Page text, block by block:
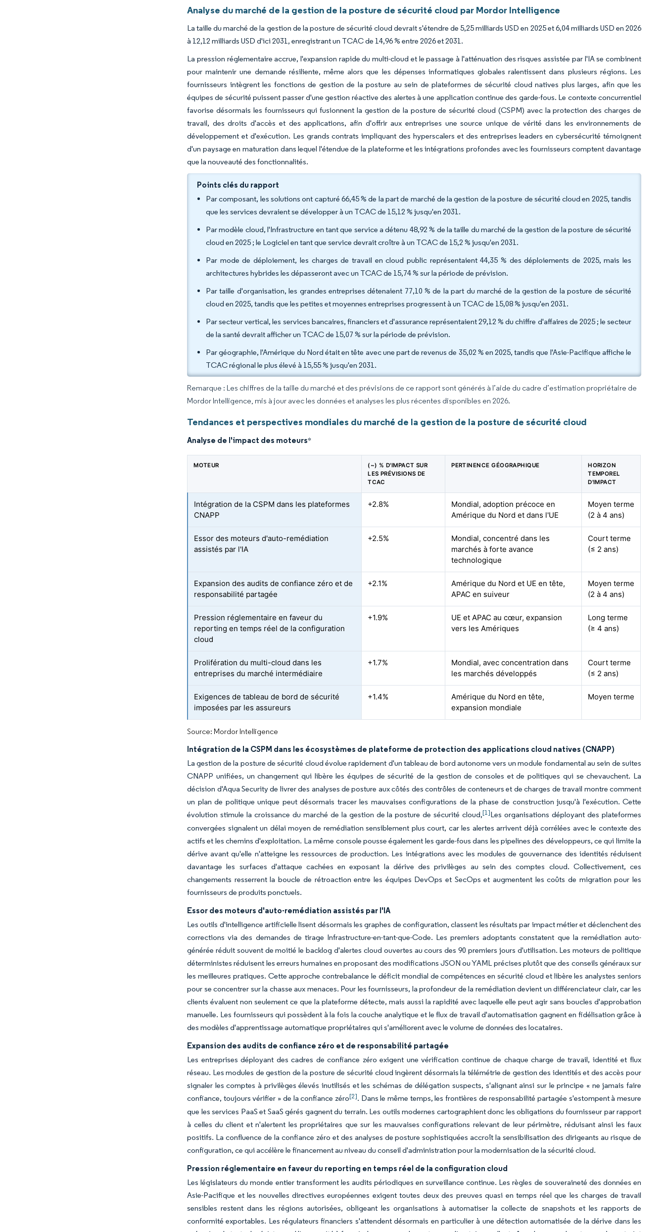
Analyse du marché de la gestion de la posture de sécurité cloud par Mordor Intelligence
La taille du marché de la gestion de la posture de sécurité cloud devrait s'étendre de 5,25 milliards USD en 2025 et 6,04 milliards USD en 2026
à 12,12 milliards USD d'ici 2031, enregistrant un TCAC de 14,96 % entre 2026 et 2031.
La pression réglementaire accrue, l'expansion rapide du multi-cloud et le passage à l'atténuation des risques assistée par l'IA se combinent
pour maintenir une demande résiliente, même alors que les dépenses informatiques globales ralentissent dans plusieurs régions. Les
fournisseurs intègrent les fonctions de gestion de la posture au sein de plateformes de sécurité cloud natives plus larges, afin que les
équipes de sécurité puissent passer d'une gestion réactive des alertes à une application continue des garde-fous. Le contexte concurrentiel
favorise désormais les fournisseurs qui fusionnent la gestion de la posture de sécurité cloud (CSPM) avec la protection des charges de
travail, des droits d'accès et des applications, afin d'offrir aux entreprises une source unique de vérité dans les environnements de
développement et d'exécution. Les grands contrats impliquant des hyperscalers et des entreprises leaders en cybersécurité témoignent
d'un paysage en maturation dans lequel l'étendue de la plateforme et les intégrations profondes avec les fournisseurs comptent davantage
que la nouveauté des fonctionnalités.
Points clés du rapport
Par composant, les solutions ont capturé 66,45 % de la part de marché de la gestion de la posture de sécurité cloud en 2025, tandis
que les services devraient se développer à un TCAC de 15,12 % jusqu'en 2031.
Par modèle cloud, l'Infrastructure en tant que service a détenu 48,92 % de la taille du marché de la gestion de la posture de sécurité
cloud en 2025 ; le Logiciel en tant que service devrait croître à un TCAC de 15,2 % jusqu'en 2031.
Par mode de déploiement, les charges de travail en cloud public représentaient 44,35 % des déploiements de 2025, mais les
architectures hybrides les dépasseront avec un TCAC de 15,74 % sur la période de prévision.
Par taille d'organisation, les grandes entreprises détenaient 77,10 % de la part du marché de la gestion de la posture de sécurité
cloud en 2025, tandis que les petites et moyennes entreprises progressent à un TCAC de 15,08 % jusqu'en 2031.
Par secteur vertical, les services bancaires, financiers et d'assurance représentaient 29,12 % du chiffre d'affaires de 2025 ; le secteur
de la santé devrait afficher un TCAC de 15,07 % sur la période de prévision.
Par géographie, l'Amérique du Nord était en tête avec une part de revenus de 35,02 % en 2025, tandis que l'Asie-Pacifique affiche le
TCAC régional le plus élevé à 15,55 % jusqu'en 2031.
Remarque : Les chiffres de la taille du marché et des prévisions de ce rapport sont générés à l’aide du cadre d’estimation propriétaire de
Mordor Intelligence, mis à jour avec les données et analyses les plus récentes disponibles en 2026.
Tendances et perspectives mondiales du marché de la gestion de la posture de sécurité cloud
Analyse de l'impact des moteurs*
MOTEUR
(~) % D'IMPACT SUR
LES PRÉVISIONS DE
TCAC
PERTINENCE GÉOGRAPHIQUE
HORIZON
TEMPOREL
D'IMPACT
Intégration de la CSPM dans les plateformes
CNAPP
+2.8%
Mondial, adoption précoce en
Amérique du Nord et dans l'UE
Moyen terme
(2 à 4 ans)
Essor des moteurs d'auto-remédiation
assistés par l'IA
+2.5%
Mondial, concentré dans les
marchés à forte avance
technologique
Court terme
(≤ 2 ans)
Expansion des audits de confiance zéro et de
responsabilité partagée
+2.1%
Amérique du Nord et UE en tête,
APAC en suiveur
Moyen terme
(2 à 4 ans)
Pression réglementaire en faveur du
reporting en temps réel de la configuration
cloud
+1.9%
UE et APAC au cœur, expansion
vers les Amériques
Long terme
(≥ 4 ans)
Prolifération du multi-cloud dans les
entreprises du marché intermédiaire
+1.7%
Mondial, avec concentration dans
les marchés développés
Court terme
(≤ 2 ans)
Exigences de tableau de bord de sécurité
imposées par les assureurs
+1.4%
Amérique du Nord en tête,
expansion mondiale
Moyen terme
Source: Mordor Intelligence
Intégration de la CSPM dans les écosystèmes de plateforme de protection des applications cloud natives (CNAPP)
La gestion de la posture de sécurité cloud évolue rapidement d'un tableau de bord autonome vers un module fondamental au sein de suites
CNAPP unifiées, un changement qui libère les équipes de sécurité de la gestion de consoles et de politiques qui se chevauchent. La
décision d'Aqua Security de livrer des analyses de posture aux côtés des contrôles de conteneurs et de charges de travail montre comment
un plan de politique unique peut désormais tracer les mauvaises configurations de la phase de construction jusqu'à l'exécution. Cette
évolution stimule la croissance du marché de la gestion de la posture de sécurité cloud,[1]Les organisations déployant des plateformes
convergées signalent un délai moyen de remédiation sensiblement plus court, car les alertes arrivent déjà corrélées avec le contexte des
actifs et les chemins d'exploitation. La même console pousse également les garde-fous dans les pipelines des développeurs, ce qui limite la
dérive avant qu'elle n'atteigne les ressources de production. Les intégrations avec les modules de gouvernance des identités réduisent
davantage les surfaces d'attaque cachées en exposant la dérive des privilèges au sein des comptes cloud. Collectivement, ces
changements resserrent la boucle de rétroaction entre les équipes DevOps et SecOps et augmentent les coûts de migration pour les
fournisseurs de produits ponctuels.
Essor des moteurs d'auto-remédiation assistés par l'IA
Les outils d'intelligence artificielle lisent désormais les graphes de configuration, classent les résultats par impact métier et déclenchent des
corrections via des demandes de tirage Infrastructure-en-tant-que-Code. Les premiers adoptants constatent que la remédiation auto-
générée réduit souvent de moitié le backlog d'alertes cloud ouvertes au cours des 90 premiers jours d'utilisation. Les moteurs de politique
déterministes réduisent les erreurs humaines en proposant des modifications JSON ou YAML précises plutôt que des conseils généraux sur
les meilleures pratiques. Cette approche contrebalance le déficit mondial de compétences en sécurité cloud et libère les analystes seniors
pour se concentrer sur la chasse aux menaces. Pour les fournisseurs, la profondeur de la remédiation devient un différenciateur clair, car les
clients évaluent non seulement ce que la plateforme détecte, mais aussi la rapidité avec laquelle elle peut agir sans boucles d'approbation
manuelle. Les fournisseurs qui possèdent à la fois la couche analytique et le flux de travail d'automatisation gagnent en fidélisation grâce à
des modèles d'apprentissage automatique propriétaires qui s'améliorent avec le volume de données des locataires.
Expansion des audits de confiance zéro et de responsabilité partagée
Les entreprises déployant des cadres de confiance zéro exigent une vérification continue de chaque charge de travail, identité et flux
réseau. Les modules de gestion de la posture de sécurité cloud ingèrent désormais la télémétrie de gestion des identités et des accès pour
signaler les comptes à privilèges élevés inutilisés et les schémas de délégation suspects, s'alignant ainsi sur le principe « ne jamais faire
confiance, toujours vérifier » de la confiance zéro[2]. Dans le même temps, les frontières de responsabilité partagée s'estompent à mesure
que les services PaaS et SaaS gérés gagnent du terrain. Les outils modernes cartographient donc les obligations du fournisseur par rapport
à celles du client et n'alertent les propriétaires que sur les mauvaises configurations relevant de leur périmètre, réduisant ainsi les faux
positifs. La confluence de la confiance zéro et des analyses de posture sophistiquées accroît la sensibilisation des dirigeants au risque de
configuration, ce qui accélère le financement au niveau du conseil d'administration pour la modernisation de la sécurité cloud.
Pression réglementaire en faveur du reporting en temps réel de la configuration cloud
Les législateurs du monde entier transforment les audits périodiques en surveillance continue. Les règles de souveraineté des données en
Asie-Pacifique et les nouvelles directives européennes exigent toutes deux des preuves quasi en temps réel que les charges de travail
sensibles restent dans les régions autorisées, obligeant les organisations à automatiser la collecte de snapshots et les rapports de
conformité exportables. Les régulateurs financiers s'attendent désormais en particulier à une détection automatisée de la dérive dans les